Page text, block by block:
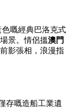
嘅經典巴洛克式
景。情侶搵澳門
影張相，浪漫指
存嘅造船工業遺